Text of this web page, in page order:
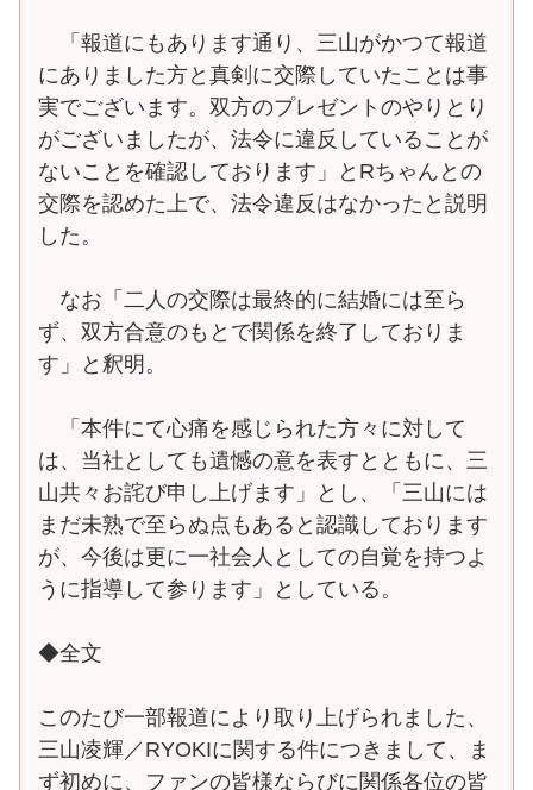
「報道にもあります通り、三山がかつて報道
にありました方と真剣に交際していたことは事
実でございます。双方のプレゼントのやりとり
がございましたが、法令に違反していることが
ないことを確認しております」とRちゃんとの
交際を認めた上で、法令違反はなかったと説明
した。
なお「二人の交際は最終的に結婚には至ら
ず、双方合意のもとで関係を終了しておりま
す」と釈明。
「本件にて心痛を感じられた方々に対して
は、当社としても遺憾の意を表すとともに、三
山共々お詫び申し上げます」とし、「三山には
まだ未熟で至らぬ点もあると認識しております
が、今後は更に一社会人としての自覚を持つよ
うに指導して参ります」としている。
◆全文
このたび一部報道により取り上げられました、
三山凌輝／RYOKIに関する件につきまして、ま
ず初めに、ファンの皆様ならびに関係各位の皆